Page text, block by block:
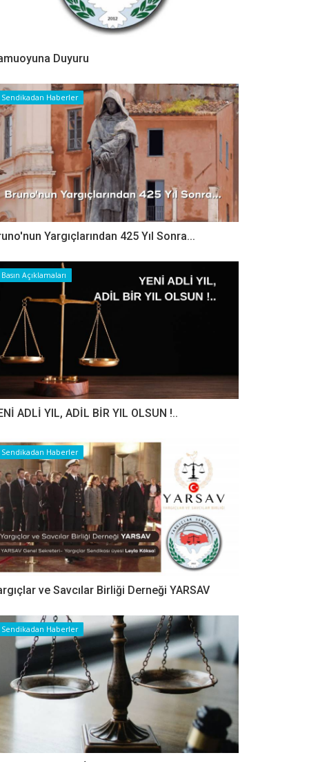
Duyuru
Sendikadan Haberler
Yargıçlarından 425 Yıl Sonra...
Basın Açıklamaları
ADLİ YIL, ADİL BİR YIL OLSUN !..
Sendikadan Haberler
ve Savcılar Birliği Derneği YARSAV
Sendikadan Haberler